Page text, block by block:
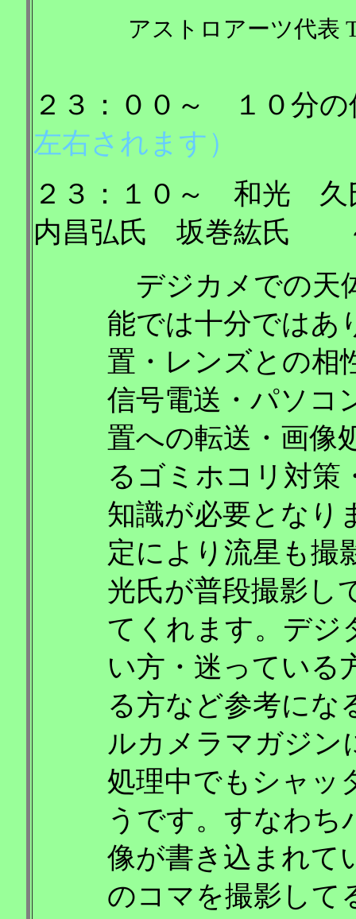
アストロアーツ代表
２３：００～ １０分の
左右されます）
２３：１０～ 和光 久
内昌弘氏 坂巻紘氏
デジカメでの天
能では十分ではあ
置・レンズとの相
信号電送・パソコ
置への転送・画像
るゴミホコリ対策
知識が必要となり
定により流星も撮
光氏が普段撮影し
てくれます。デジ
い方・迷っている
る方など参考に
ルカメラマガジン
処理中でもシャッ
うです。すなわち
像が書き込まれて
のコマを撮影して